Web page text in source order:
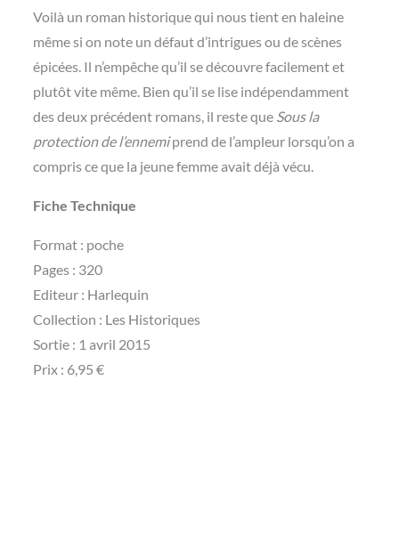
Voilà un roman historique qui nous tient en haleine
même si on note un défaut d’intrigues ou de scènes
épicées. Il n’empêche qu’il se découvre facilement et
plutôt vite même. Bien qu’il se lise indépendamment
des deux précédent romans, il reste que Sous la
protection de l’ennemiprend de l’ampleur lorsqu’on a
compris ce que la jeune femme avait déjà vécu.
Fiche Technique
Format : poche
Pages : 320
Editeur : Harlequin
Collection : Les Historiques
Sortie : 1 avril 2015
Prix : 6,95 €